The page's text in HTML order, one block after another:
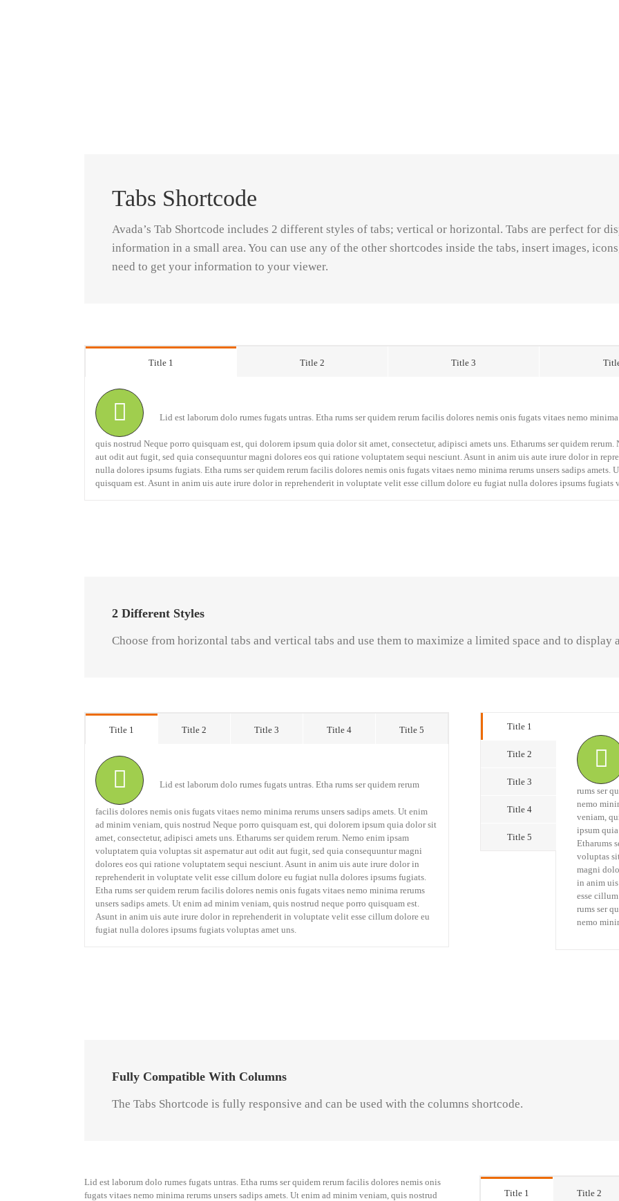
Tabs Shortcode
Avada’s Tab Shortcode includes 2 different styles of tabs; vertical or horizontal. Tabs are perfect for
information in a small area. You can use any of the other shortcodes inside the tabs, insert images,
need to get your information to your viewer.
Title 1 Title 2 Title 3
Lid est laborum dolo rumes fugats untras. Etha rums ser quidem rerum facilis dolores nemis onis fugats vitaes nemo
quis nostrud Neque porro quisquam est, qui dolorem ipsum quia dolor sit amet, consectetur, adipisci amets uns. Etharums ser quidem
aut odit aut fugit, sed quia consequuntur magni dolores eos qui ratione voluptatem sequi nesciunt. Asunt in anim uis aute irure dolor in
nulla dolores ipsums fugiats. Etha rums ser quidem rerum facilis dolores nemis onis fugats vitaes nemo minima rerums unsers sadips
quisquam est. Asunt in anim uis aute irure dolor in reprehenderit in voluptate velit esse cillum dolore eu fugiat nulla dolores ipsums fugiats
2 Different Styles
Choose from horizontal tabs and vertical tabs and use them to maximize a limited space and to
Title 1 Title 2 Title 3 Title 4 Title 5
Lid est laborum dolo rumes fugats untras. Etha rums ser quidem rerum
facilis dolores nemis onis fugats vitaes nemo minima rerums unsers sadips amets. Ut enim
ad minim veniam, quis nostrud Neque porro quisquam est, qui dolorem ipsum quia dolor sit
amet, consectetur, adipisci amets uns. Etharums ser quidem rerum. Nemo enim ipsam
voluptatem quia voluptas sit aspernatur aut odit aut fugit, sed quia consequuntur magni
dolores eos qui ratione voluptatem sequi nesciunt. Asunt in anim uis aute irure dolor in
reprehenderit in voluptate velit esse cillum dolore eu fugiat nulla dolores ipsums fugiats.
Etha rums ser quidem rerum facilis dolores nemis onis fugats vitaes nemo minima rerums
unsers sadips amets. Ut enim ad minim veniam, quis nostrud neque porro quisquam est.
Asunt in anim uis aute irure dolor in reprehenderit in voluptate velit esse cillum dolore eu
fugiat nulla dolores ipsums fugiats voluptas amet uns.
Title 1
Title 2
Title 3
Title 4
Title 5
rums ser
nemo
veniam,
ipsum
Etharums
voluptas
magni
in anim
esse
rums ser
nemo
Fully Compatible With Columns
The Tabs Shortcode is fully responsive and can be used with the columns shortcode.
Lid est laborum dolo rumes fugats untras. Etha rums ser quidem rerum facilis dolores nemis onis
fugats vitaes nemo minima rerums unsers sadips amets. Ut enim ad minim veniam, quis nostrud
Title 1 Title 2